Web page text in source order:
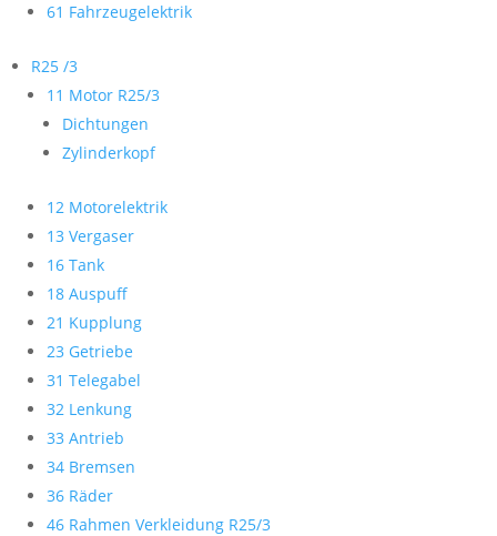
61 Fahrzeugelektrik
R25 /3
11 Motor R25/3
Dichtungen
Zylinderkopf
12 Motorelektrik
13 Vergaser
16 Tank
18 Auspuff
21 Kupplung
23 Getriebe
31 Telegabel
32 Lenkung
33 Antrieb
34 Bremsen
36 Räder
46 Rahmen Verkleidung R25/3